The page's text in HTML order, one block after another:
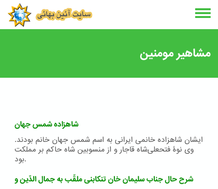
Skip
main
مشاهیر مومنین
شاهزاده شمس جهان
ایشان شاهزاده خانمی ایرانی به اسم شمس جهان خانم بودند.
وی نوۀ فتحعلی‌شاه قاجار و از منسوبین شاه حاکم بر مملکت
بود.
شرح حال جناب سلیمان خان تنکابنی ملقّب به جمال الدّین و